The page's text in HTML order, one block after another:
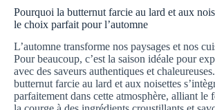
Pourquoi la butternut farcie au lard et aux
le choix parfait pour l’automne
L’automne transforme nos paysages et nos
Pour beaucoup, c’est la saison idéale pour
avec des saveurs authentiques et
butternut farcie au lard et aux noisettes
parfaitement dans cette atmosphère, alliant le